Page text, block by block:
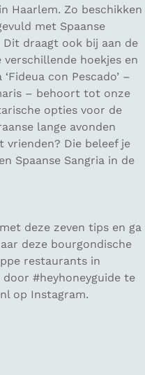
Haarlem. Zo beschikken
met Spaanse
Dit draagt ook bij aan de
hoekjes en
con Pescado’ –
– behoort tot onze
opties voor de
lange avonden
Die beleef je
Spaanse Sangria in de
deze zeven tips en ga
deze bourgondische
restaurants in
#heyhoneyguide te
op Instagram.